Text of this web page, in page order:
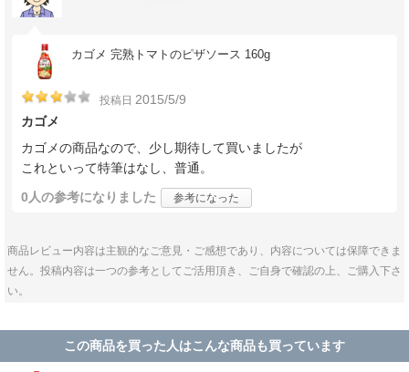
カゴメ 完熟トマトのピザソース 160g
投稿日 2015/5/9
カゴメ
カゴメの商品なので、少し期待して買いましたが
これといって特筆はなし、普通。
0人の参考になりました 参考になった
商品レビュー内容は主観的なご意見・ご感想であり、内容については保障できま
せん。投稿内容は一つの参考としてご活用頂き、ご自身で確認の上、ご購入下さ
い。
この商品を買った人はこんな商品も買っています